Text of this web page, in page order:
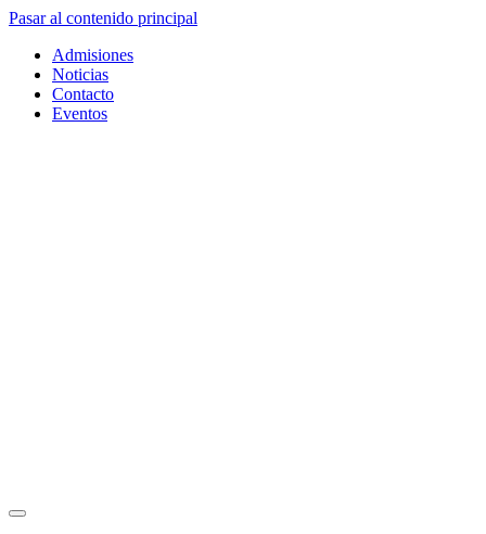
Pasar al contenido principal
Admisiones
Noticias
Contacto
Eventos